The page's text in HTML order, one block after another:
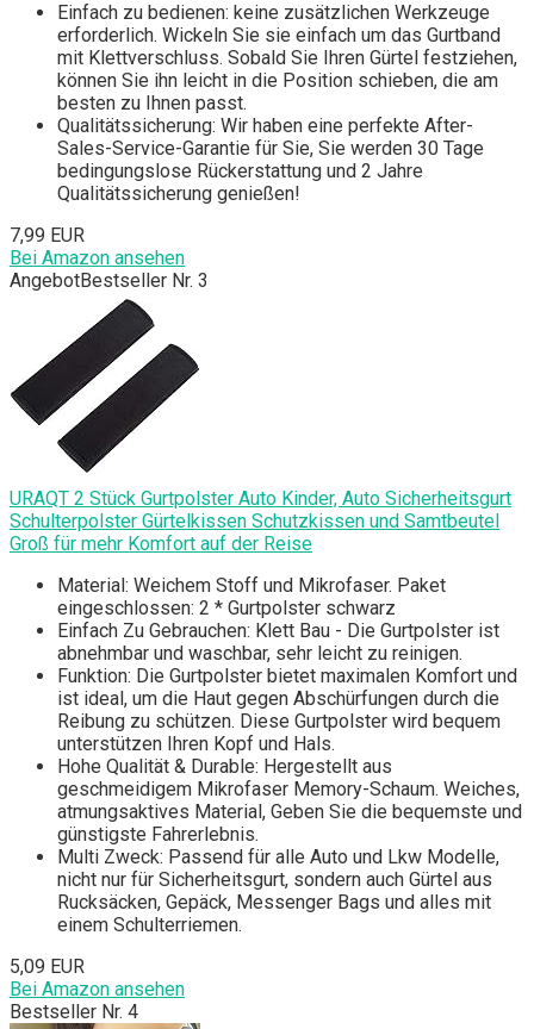
Einfach zu bedienen: keine zusätzlichen Werkzeuge
erforderlich. Wickeln Sie sie einfach um das Gurtband
mit Klettverschluss. Sobald Sie Ihren Gürtel festziehen,
können Sie ihn leicht in die Position schieben, die am
besten zu Ihnen passt.
Qualitätssicherung: Wir haben eine perfekte After-
Sales-Service-Garantie für Sie, Sie werden 30 Tage
bedingungslose Rückerstattung und 2 Jahre
Qualitätssicherung genießen!
7,99 EUR
Bei Amazon ansehen
AngebotBestseller Nr. 3
URAQT 2 Stück Gurtpolster Auto Kinder, Auto Sicherheitsgurt
Schulterpolster Gürtelkissen Schutzkissen und Samtbeutel
Groß für mehr Komfort auf der Reise
Material: Weichem Stoff und Mikrofaser. Paket
eingeschlossen: 2 * Gurtpolster schwarz
Einfach Zu Gebrauchen: Klett Bau - Die Gurtpolster ist
abnehmbar und waschbar, sehr leicht zu reinigen.
Funktion: Die Gurtpolster bietet maximalen Komfort und
ist ideal, um die Haut gegen Abschürfungen durch die
Reibung zu schützen. Diese Gurtpolster wird bequem
unterstützen Ihren Kopf und Hals.
Hohe Qualität & Durable: Hergestellt aus
geschmeidigem Mikrofaser Memory-Schaum. Weiches,
atmungsaktives Material, Geben Sie die bequemste und
günstigste Fahrerlebnis.
Multi Zweck: Passend für alle Auto und Lkw Modelle,
nicht nur für Sicherheitsgurt, sondern auch Gürtel aus
Rucksäcken, Gepäck, Messenger Bags und alles mit
einem Schulterriemen.
5,09 EUR
Bei Amazon ansehen
Bestseller Nr. 4